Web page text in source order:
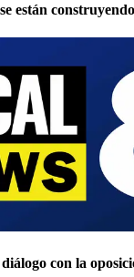
están
con la